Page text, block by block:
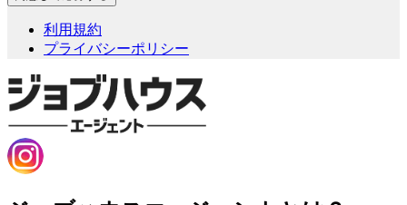
利用規約
プライバシーポリシー